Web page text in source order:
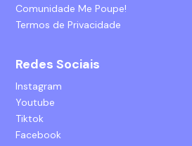
Comunidade Me Poupe!
Termos de Privacidade
Redes Sociais
Instagram
Youtube
Tiktok
Facebook